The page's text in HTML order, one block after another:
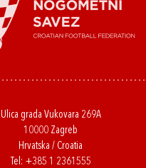
Ulica grada Vukovara 269A
10000 Zagreb
Hrvatska / Croatia
Tel: +385 1 2361555